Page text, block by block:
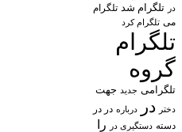
در تلگرام شد تلگرام
می تلگرام کرد
تلگرام
گروه
تلگرامی جدید جهت
دختر در درباره در در
دسته دستگیری در را